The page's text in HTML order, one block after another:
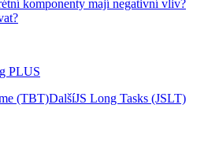
komponenty mají negativní vliv?
PLUS
(TBT)DalšíJS Long Tasks (JSLT)